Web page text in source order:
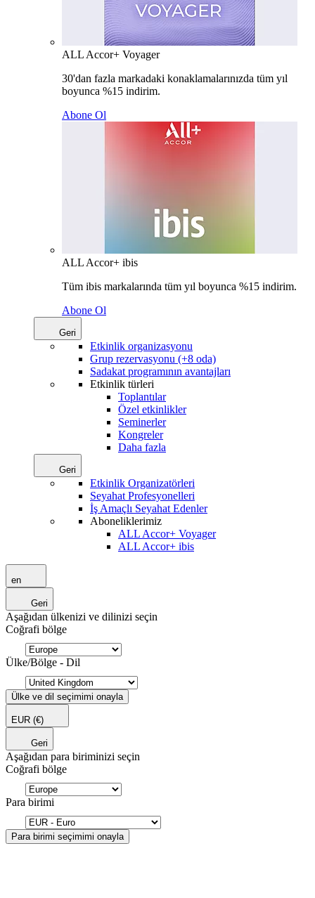
ALL Accor+ Voyager
30'dan fazla markadaki konaklamalarınızda tüm yıl
boyunca %15 indirim.
Abone Ol
ALL Accor+ ibis
Tüm ibis markalarında tüm yıl boyunca %15 indirim.
Abone Ol
Geri
Etkinlik organizasyonu
Grup rezervasyonu (+8 oda)
Sadakat programının avantajları
Etkinlik türleri
Toplantılar
Özel etkinlikler
Seminerler
Kongreler
Daha fazla
Geri
Etkinlik Organizatörleri
Seyahat Profesyonelleri
İş Amaçlı Seyahat Edenler
Aboneliklerimiz
ALL Accor+ Voyager
ALL Accor+ ibis
en
Geri
Aşağıdan ülkenizi ve dilinizi seçin
Coğrafi bölge
Ülke/Bölge - Dil
Ülke ve dil seçimimi onayla
EUR (€)
Geri
Aşağıdan para biriminizi seçin
Coğrafi bölge
Para birimi
Para birimi seçimimi onayla